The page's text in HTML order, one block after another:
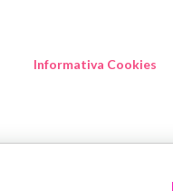
Informativa Cookies